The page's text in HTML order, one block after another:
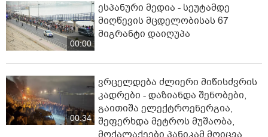
00:00
ესპანური მედია - სეუტამდე
მიღწევის მცდელობისას 67
მიგრანტი დაიღუპა
00:34
ვრცელდება ძლიერი მიწისძვრის
კადრები - დაზიანდა შენობები,
გაითიშა ელექტროენერგია,
შეფერხდა მეტროს მუშაობა,